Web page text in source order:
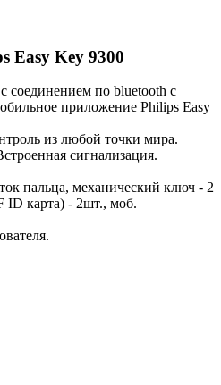
Easy Key 9300
соединением по bluetooth с
приложение Philips Easy
из любой точки мира.
сигнализация.
пальца, механический ключ - 2
ID карта) - 2шт., моб.